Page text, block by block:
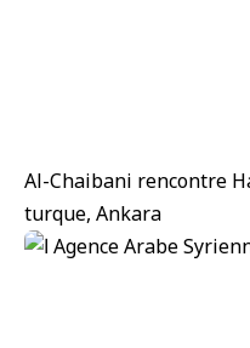
Al-Chaibani rencontre
turque, Ankara